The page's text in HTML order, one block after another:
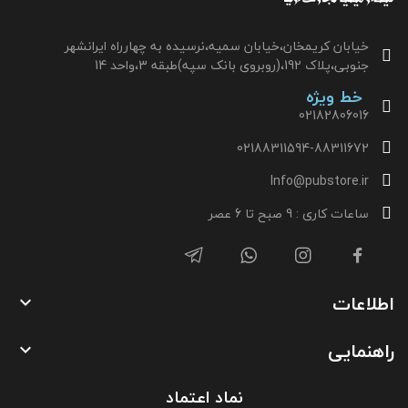
خیابان کریمخان،خیابان سمیه،نرسیده به چهارراه ایرانشهر
جنوبی،پلاک 192،(روبروی بانک سپه)طبقه 3،واحد 14
خط ویژه
02182806016
02188311594-88311672
Info@pubstore.ir
ساعات کاری : 9 صبح تا 6 عصر
اطلاعات 
راهنمایی 
نماد اعتماد